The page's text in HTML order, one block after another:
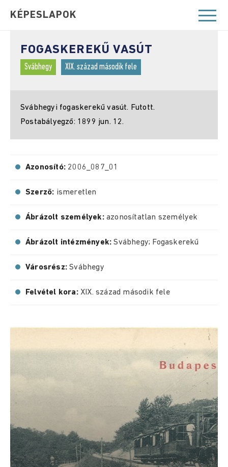
KÉPESLAPOK
FOGASKEREKŰ VASÚT
Svábhegy XIX. század második fele
Svábhegyi fogaskerekű vasút. Futott.
Postabályegző: 1899 jun. 12.
Azonosító: 2006_087_01
Szerző: ismeretlen
Ábrázolt személyek: azonosítatlan személyek
Ábrázolt intézmények:Svábhegy; Fogaskerekű
Városrész:Svábhegy
Felvétel kora: XIX. század második fele